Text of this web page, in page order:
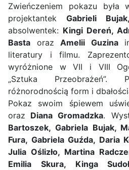
Zwieńczeniem pokazu była
projektantekGabrieli
absolwentek: Kingi Dereń,
Basta oraz Amelii Guzina
literatury i filmu.
wyróżnione w VII i VIII
„Sztuka Przeobrażeń”.
różnorodnością form i
Pokaz swoim śpiewem
oraz Diana Gromadzka.
Bartoszek, Gabriela Bujak,
Fura, Gabriela Guźda, Daria
Julia Oślizło, Martina
Emilia Skura, Kinga